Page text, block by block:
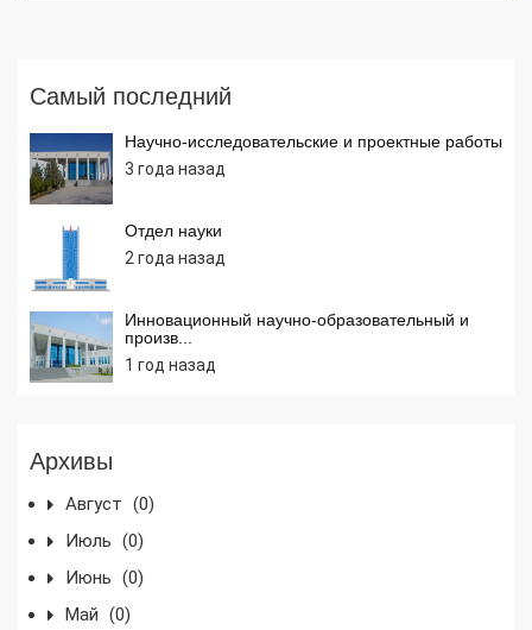
Самый последний
Научно-исследовательские и проектные работы
3 года назад
Отдел науки
2 года назад
Инновационный научно-образовательный и
произв...
1 год назад
Архивы
Август (0)
Июль (0)
Июнь (0)
Май (0)